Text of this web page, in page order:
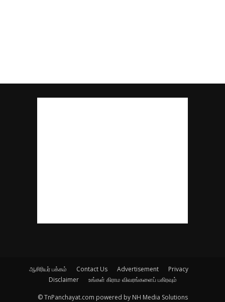
ஆசிரியர் பக்கம் Contact Us Advertisement
Privacy
Disclaimer
உங்கள் கிராம விவரங்களைப் பகிரவும்
© TnPanchayat.com powered by NH Media Solutions